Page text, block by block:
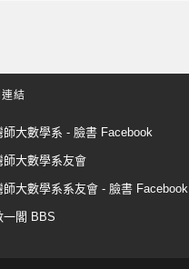
m
結
師大數學系 - 臉書 Facebook
師大數學系友會
師大數學系系友會 - 臉書 Facebook
一閣 BBS